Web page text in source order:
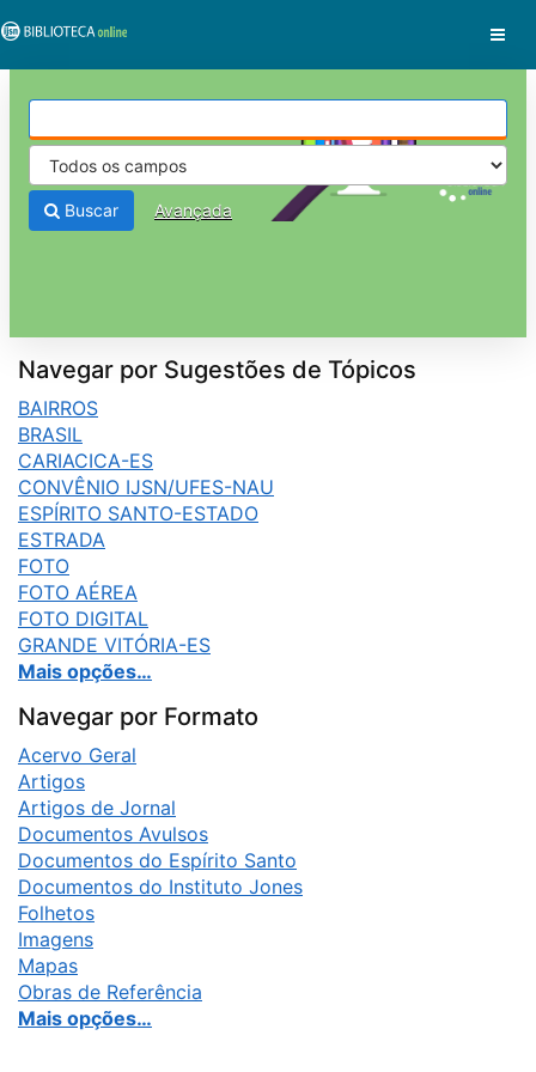
VuFind
Buscar Avançada
Navegar por Sugestões de Tópicos
BAIRROS
BRASIL
CARIACICA-ES
CONVÊNIO IJSN/UFES-NAU
ESPÍRITO SANTO-ESTADO
ESTRADA
FOTO
FOTO AÉREA
FOTO DIGITAL
GRANDE VITÓRIA-ES
Mais opções…
Navegar por Formato
Acervo Geral
Artigos
Artigos de Jornal
Documentos Avulsos
Documentos do Espírito Santo
Documentos do Instituto Jones
Folhetos
Imagens
Mapas
Obras de Referência
Mais opções…